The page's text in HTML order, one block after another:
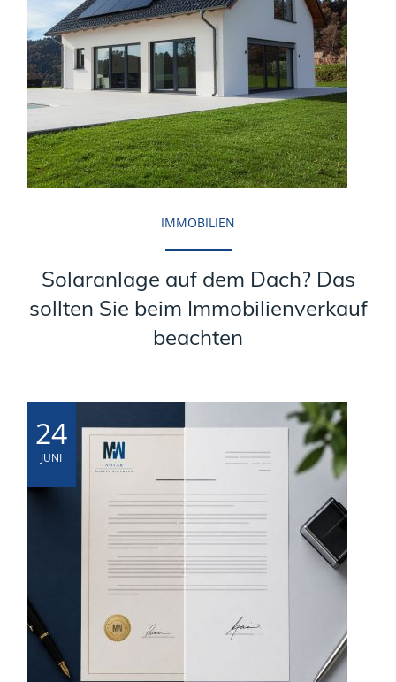
IMMOBILIEN
Solaranlage auf dem Dach? Das
sollten Sie beim Immobilienverkauf
beachten
24
JUNI